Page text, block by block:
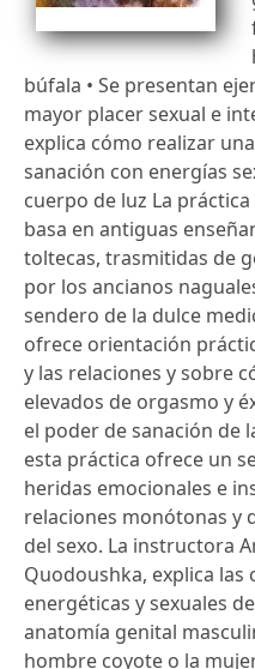
búfala • Se presentan
mayor placer sexual e
explica cómo realizar
sanación con energías
cuerpo de luz La
basa en antiguas
toltecas, trasmitidas de
por los ancianos
sendero de la dulce
ofrece orientación
y las relaciones y sobre
elevados de orgasmo y
el poder de sanación de
esta práctica ofrece un
heridas emocionales e
relaciones monótonas y
del sexo. La instructora
Quodoushka, explica las
energéticas y sexuales
anatomía genital
hombre coyote o la